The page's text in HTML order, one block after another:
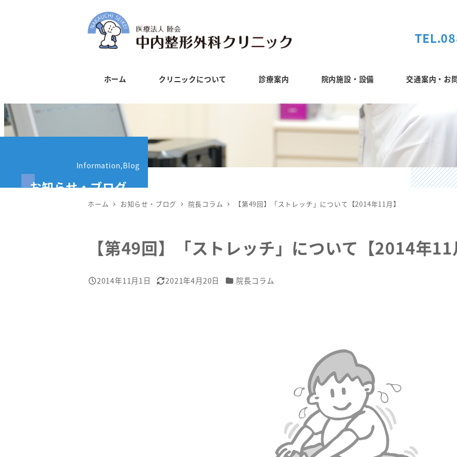
ツ
へ
移
ホーム クリニックについて 診療案内 院内施設・設備 交通案内・お
Information,Blog
お知らせ・ブログ
ホーム お知らせ・ブログ 院長コラム 【第49回】「ストレッチ」について【2014年11月】
【第49回】「ストレッチ」について【2014年
投稿日
2014年11月1日
更新日
2021年4月20日 カテゴリー
院長コラム